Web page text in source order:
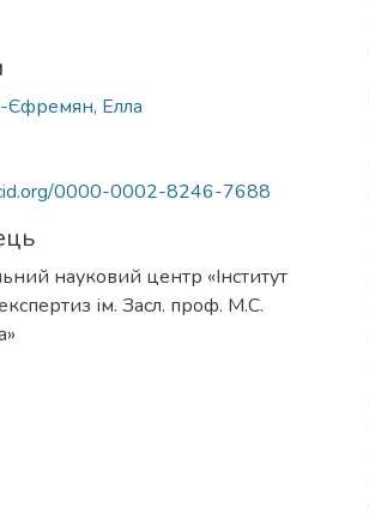
Єфремян, Елла
0000-0002-8246-7688
науковий центр «Інститут
ім. Засл. проф. М.С.